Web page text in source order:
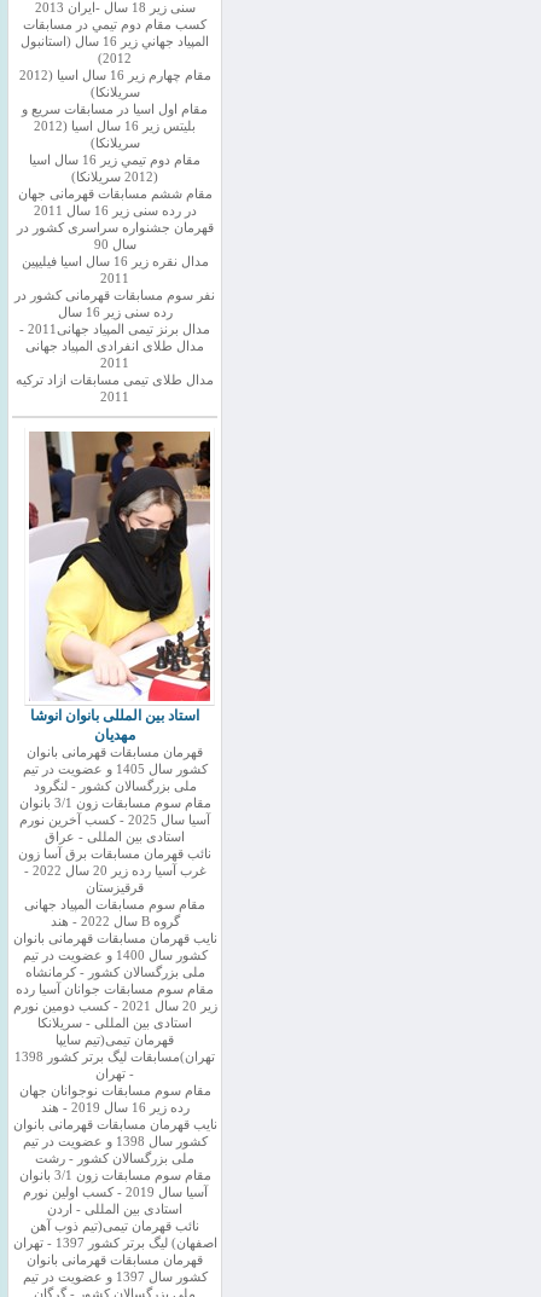
سنی زیر 18 سال -ایران 2013
كسب مقام دوم تيمي در مسابقات
المپياد جهاني زير 16 سال (استانبول
2012)
مقام چهارم زير 16 سال اسيا (2012
سريلانكا)
مقام اول اسيا در مسابقات سريع و
بليتس زير 16 سال اسيا (2012
سريلانكا)
مقام دوم تيمي زير 16 سال اسيا
(2012 سريلانكا)
مقام ششم مسابقات قهرمانی جهان
در رده سنی زیر 16 سال 2011
قهرمان جشنواره سراسری کشور در
سال 90
مدال نقره زیر 16 سال اسیا فیلیپین
2011
نفر سوم مسابقات قهرمانی کشور در
رده سنی زیر 16 سال
مدال برنز تیمی المپیاد جهانی2011 -
مدال طلای انفرادی المپیاد جهانی
2011
مدال طلای تیمی مسابقات ازاد ترکیه
2011
استاد بین المللی بانوان انوشا
مهدیان
قهرمان مسابقات قهرمانی بانوان
کشور سال 1405 و عضویت در تیم
ملی بزرگسالان کشور - لنگرود
مقام سوم مسابقات زون 3/1 بانوان
آسیا سال 2025 - کسب آخرین نورم
استادی بین المللی - عراق
نائب قهرمان مسابقات برق آسا زون
غرب آسیا رده زیر 20 سال 2022 -
قرقیزستان
مقام سوم مسابقات المپیاد جهانی
گروه B سال 2022 - هند
نایب قهرمان مسابقات قهرمانی بانوان
کشور سال 1400 و عضویت در تیم
ملی بزرگسالان کشور - کرمانشاه
مقام سوم مسابقات جوانان آسیا رده
زیر 20 سال 2021 - کسب دومین نورم
استادی بین المللی - سریلانکا
قهرمان تیمی(تیم سایپا
تهران)مسابقات لیگ برتر کشور 1398
- تهران
مقام سوم مسابقات نوجوانان جهان
رده زیر 16 سال 2019 - هند
نایب قهرمان مسابقات قهرمانی بانوان
کشور سال 1398 و عضویت در تیم
ملی بزرگسالان کشور - رشت
مقام سوم مسابقات زون 3/1 بانوان
آسیا سال 2019 - کسب اولین نورم
استادی بین المللی - اردن
نائب قهرمان تیمی(تیم ذوب آهن
اصفهان) لیگ برتر کشور 1397 - تهران
قهرمان مسابقات قهرمانی بانوان
کشور سال 1397 و عضویت در تیم
ملی بزرگسالان کشور - گرگان